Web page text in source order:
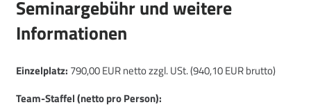
Seminargebühr und weitere
Informationen
Einzelplatz: 790,00 EUR netto zzgl. USt. (940,10 EUR brutto)
Team-Staffel (netto pro Person):